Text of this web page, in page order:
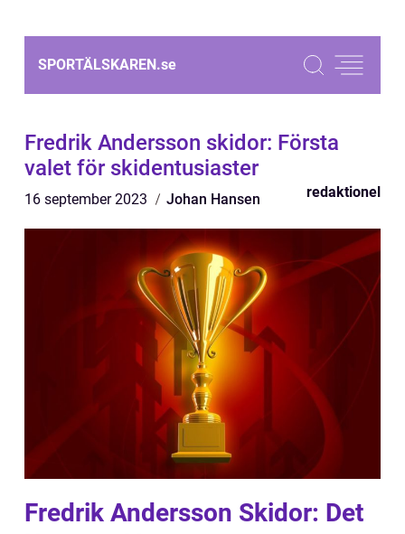
SPORTÄLSKAREN.se
Fredrik Andersson skidor: Första
valet för skidentusiaster
16 september 2023 Johan Hansen redaktionel
Fredrik Andersson Skidor: Det